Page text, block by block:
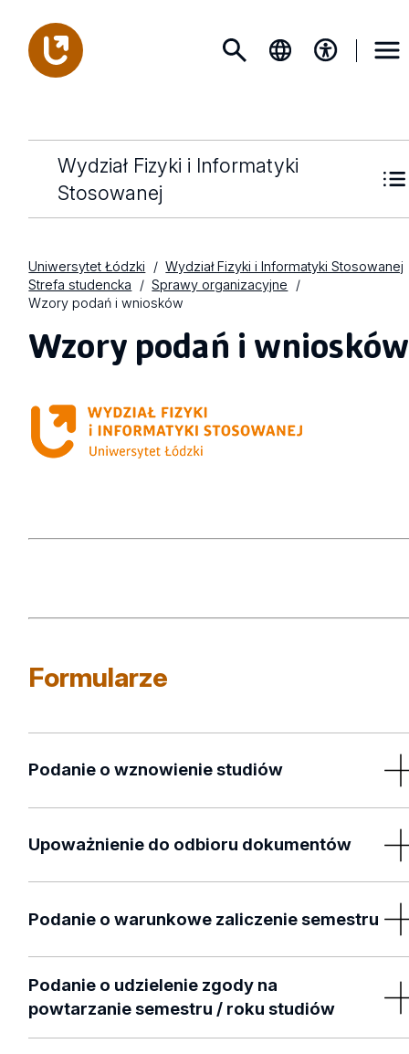
Wydział Fizyki i Informatyki
Stosowanej
Uniwersytet Łódzki
Wydział Fizyki i Informatyki Stosowanej
Strefa studencka
Sprawy organizacyjne
Wzory podań i wniosków
Wzory podań i wniosków
Formularze
Podanie o wznowienie studiów
Upoważnienie do odbioru dokumentów
Podanie o warunkowe zaliczenie semestru
Podanie o udzielenie zgody na
powtarzanie semestru / roku studiów